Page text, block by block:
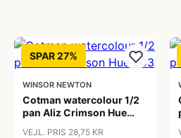
SPAR 27%
WINSOR NEWTON
Cotman watercolour 1/2
pan Aliz Crimson Hue
VEJL. PRIS 28,75 KR